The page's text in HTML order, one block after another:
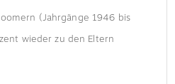
(Jahrgänge 1946 bis
wieder zu den Eltern